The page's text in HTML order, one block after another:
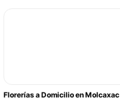
Florerías a Domicilio en Molcaxac